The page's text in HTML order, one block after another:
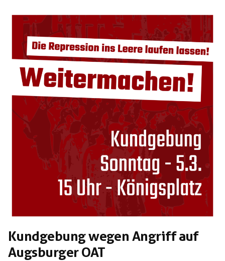
zusammengefasst werden. Aktionstag #OG23 Die
Proteste beginnen am 4. März bereits um 11 Uhr,
erstrecken sich dann aber über den gesamten […]
Kundgebung wegen Angriff auf
Augsburger OAT